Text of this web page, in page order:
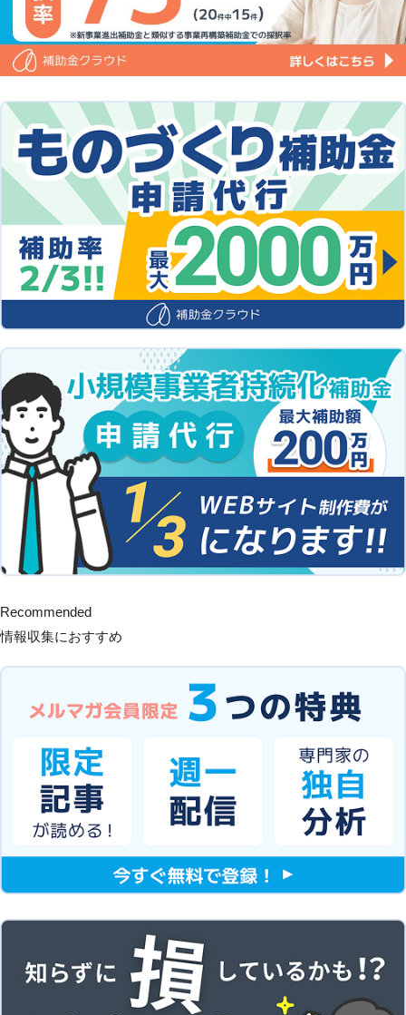
Recommended
情報収集におすすめ